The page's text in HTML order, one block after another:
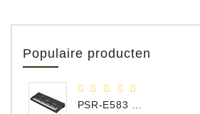
Populaire producten